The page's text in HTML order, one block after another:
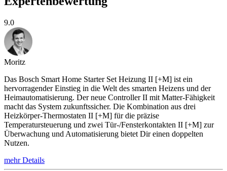
9.0
Moritz
Das Bosch Smart Home Starter Set Heizung II [+M] ist ein
hervorragender Einstieg in die Welt des smarten Heizens und der
Heimautomatisierung. Der neue Controller II mit Matter-Fähigkeit
macht das System zukunftssicher. Die Kombination aus drei
Heizkörper-Thermostaten II [+M] für die präzise
Temperatursteuerung und zwei Tür-/Fensterkontakten II [+M] zur
Überwachung und Automatisierung bietet Dir einen doppelten
Nutzen.
mehr Details